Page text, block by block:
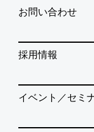
お問い合わせ
採用情報
イベント／セミ